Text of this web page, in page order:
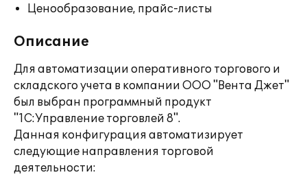
Ценообразование, прайс-листы
Описание
Для автоматизации оперативного торгового и
складского учета в компании ООО "Вента Джет"
был выбран программный продукт
"1С:Управление торговлей 8".
Данная конфигурация автоматизирует
следующие направления торговой
деятельности: